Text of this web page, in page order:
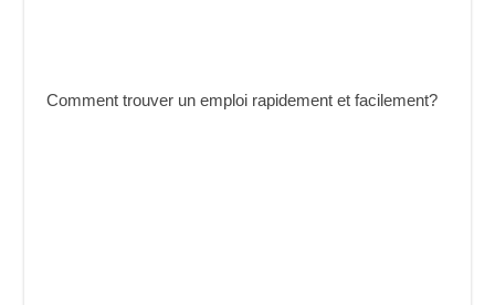
Comment trouver un emploi rapidement et facilement?